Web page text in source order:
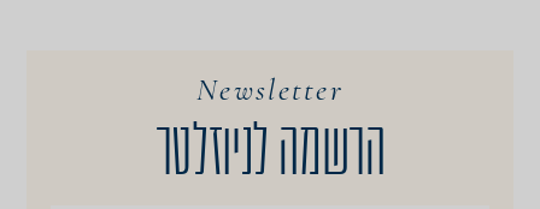
Newsletter
הרשמה לניוזלטר